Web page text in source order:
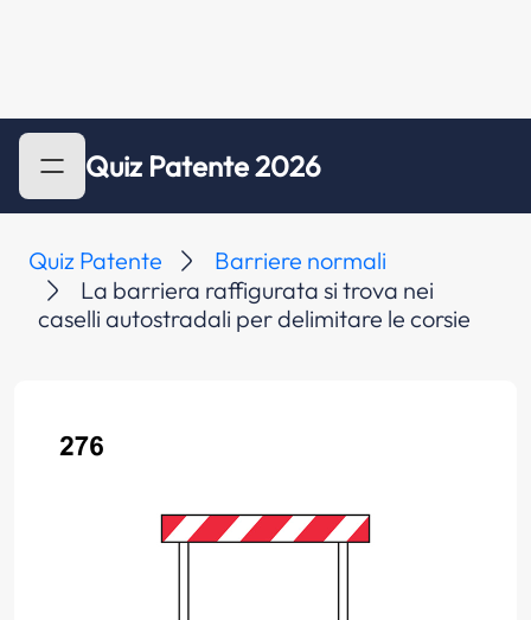
Quiz Patente 2026
Quiz Patente
Barriere normali
La barriera raffigurata si trova nei
caselli autostradali per delimitare le corsie